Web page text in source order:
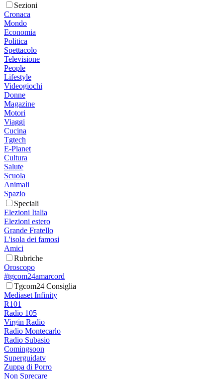
Sezioni
Cronaca
Mondo
Economia
Politica
Spettacolo
Televisione
People
Lifestyle
Videogiochi
Donne
Magazine
Motori
Viaggi
Cucina
Tgtech
E-Planet
Cultura
Salute
Scuola
Animali
Spazio
Speciali
Elezioni Italia
Elezioni estero
Grande Fratello
L'isola dei famosi
Amici
Rubriche
Oroscopo
#tgcom24amarcord
Tgcom24 Consiglia
Mediaset Infinity
R101
Radio 105
Virgin Radio
Radio Montecarlo
Radio Subasio
Comingsoon
Superguidatv
Zuppa di Porro
Non Sprecare